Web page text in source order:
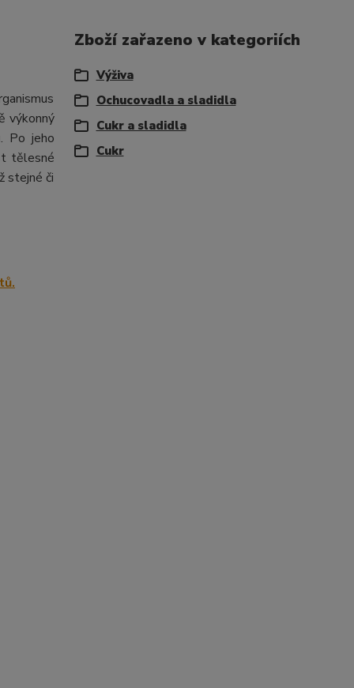
výkonný
Po jeho
tělesné
stejné či
Zboží zařazeno v kategoriích
Výživa
Ochucovadla a sladidla
Cukr a sladidla
Cukr